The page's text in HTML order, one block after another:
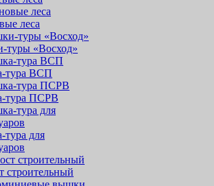
леса
«Восход»
тура ВСП
тура ПСРВ
для
строительный